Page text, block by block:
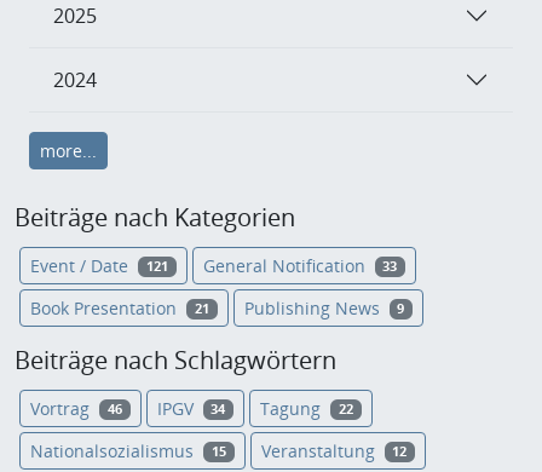
2025
2024
more...
Beiträge nach Kategorien
Event / Date 121 General Notification 33
Book Presentation 21 Publishing News 9
Beiträge nach Schlagwörtern
Vortrag 46 IPGV 34 Tagung 22
Nationalsozialismus 15 Veranstaltung 12